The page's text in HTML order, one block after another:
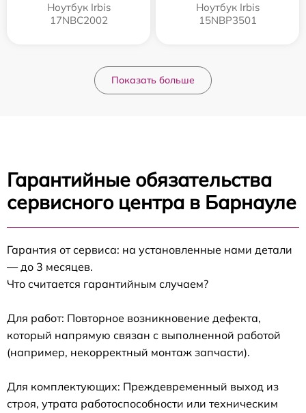
Ноутбук Irbis
17NBC2002
Ноутбук Irbis
15NBP3501
Показать больше
Гарантийные обязательства
сервисного центра в Барнауле
Гарантия от сервиса: на установленные нами детали
— до 3 месяцев.
Что считается гарантийным случаем?
Для работ: Повторное возникновение дефекта,
который напрямую связан с выполненной работой
(например, некорректный монтаж запчасти).
Для комплектующих: Преждевременный выход из
строя, утрата работоспособности или техническим